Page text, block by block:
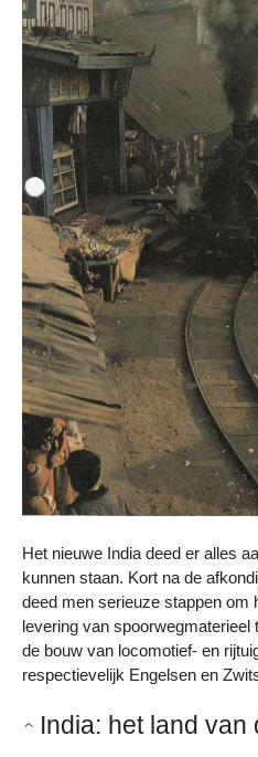
Het nieuwe India deed er alles
kunnen staan. Kort na de
deed men serieuze stappen om
levering van spoorwegmaterieel
de bouw van locomotief- en
respectievelijk Engelsen en
India: het land